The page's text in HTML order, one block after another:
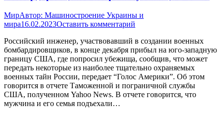
МирАвтор: Машиностроение Украины и
мира16.02.2023Оставить комментарий
Российский инженер, участвовавший в создании военных
бомбардировщиков, в конце декабря прибыл на юго-западную
границу США, где попросил убежища, сообщив, что может
передать некоторые из наиболее тщательно охраняемых
военных тайн России, передает “Голос Америки”. Об этом
говорится в отчете Таможенной и пограничной службы
США, полученном Yahoo News. В отчете говорится, что
мужчина и его семья подъехали…